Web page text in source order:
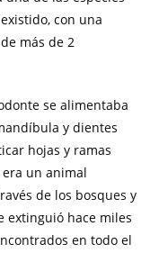
con una
más de 2
se alimentaba
y dientes
hojas y ramas
un animal
de los bosques y
extinguió hace miles
en todo el